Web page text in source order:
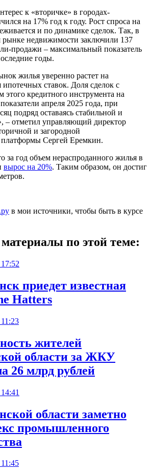
к «вторичке» в городах-
на 17% год к году. Рост спроса на
и по динамике сделок. Так, в
рынке недвижимости заключили 137
продажи – максимальный показатель
годы.
жилья уверенно растет на
ставок. Доля сделок с
этого кредитного инструмента на
апреля 2025 года, при
подряд оставаясь стабильной и
– отметил управляющий директор
и загородной
Сергей Еремкин.
за год объем нераспроданного жилья в
вырос на 20%. Таким образом, он достиг
в мои источники, чтобы быть в курсе
по этой теме:
приедет известная
Hatters
жителей
области за ЖКУ
26 млрд рублей
области заметно
промышленного